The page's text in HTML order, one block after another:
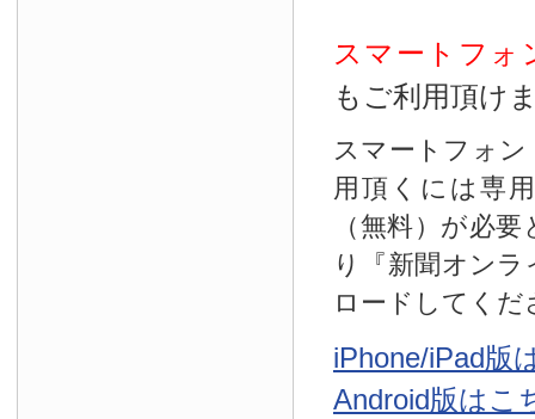
スマートフォ
もご利用頂け
スマートフォ
用頂くには専
（無料）が必
り『新聞オン
ロードしてくだ
iPhone/iPad版
Android版はこ